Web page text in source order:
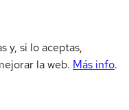
y, si lo aceptas,
la web. Más info.